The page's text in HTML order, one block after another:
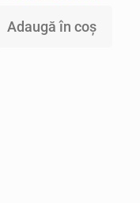
Adaugă în coș